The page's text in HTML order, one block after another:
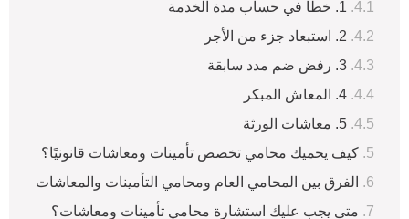
1. خطأ في حساب مدة الخدمة
2. استبعاد جزء من الأجر
3. رفض ضم مدد سابقة
4. المعاش المبكر
5. معاشات الورثة
كيف يحميك محامي تخصص تأمينات ومعاشات قانونيًا؟
الفرق بين المحامي العام ومحامي التأمينات والمعاشات
متى يجب عليك استشارة محامي تأمينات ومعاشات؟